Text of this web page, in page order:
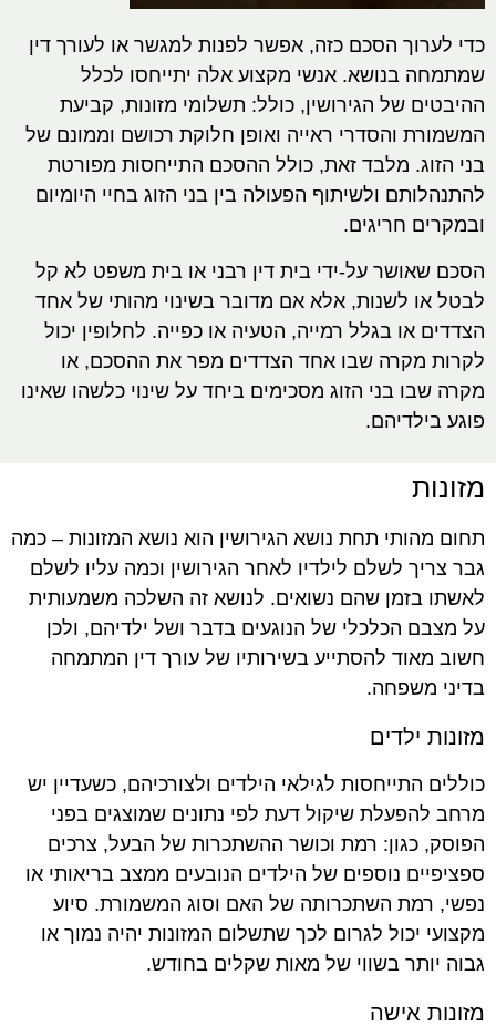
כדי לערוך הסכם כזה, אפשר לפנות למגשר או לעורך דין
שמתמחה בנושא. אנשי מקצוע אלה יתייחסו לכלל
ההיבטים של הגירושין, כולל: תשלומי מזונות, קביעת
המשמורת והסדרי ראייה ואופן חלוקת רכושם וממונם של
בני הזוג. מלבד זאת, כולל ההסכם התייחסות מפורטת
להתנהלותם ולשיתוף הפעולה בין בני הזוג בחיי היומיום
ובמקרים חריגים.
הסכם שאושר על-ידי בית דין רבני או בית משפט לא קל
לבטל או לשנות, אלא אם מדובר בשינוי מהותי של אחד
הצדדים או בגלל רמייה, הטעיה או כפייה. לחלופין יכול
לקרות מקרה שבו אחד הצדדים מפר את ההסכם, או
מקרה שבו בני הזוג מסכימים ביחד על שינוי כלשהו שאינו
פוגע בילדיהם.
מזונות
תחום מהותי תחת נושא הגירושין הוא נושא המזונות – כמה
גבר צריך לשלם לילדיו לאחר הגירושין וכמה עליו לשלם
לאשתו בזמן שהם נשואים. לנושא זה השלכה משמעותית
על מצבם הכלכלי של הנוגעים בדבר ושל ילדיהם, ולכן
חשוב מאוד להסתייע בשירותיו של עורך דין המתמחה
בדיני משפחה.
מזונות ילדים
כוללים התייחסות לגילאי הילדים ולצורכיהם, כשעדיין יש
מרחב להפעלת שיקול דעת לפי נתונים שמוצגים בפני
הפוסק, כגון: רמת וכושר ההשתכרות של הבעל, צרכים
ספציפיים נוספים של הילדים הנובעים ממצב בריאותי או
נפשי, רמת השתכרותה של האם וסוג המשמורת. סיוע
מקצועי יכול לגרום לכך שתשלום המזונות יהיה נמוך או
גבוה יותר בשווי של מאות שקלים בחודש.
מזונות אישה